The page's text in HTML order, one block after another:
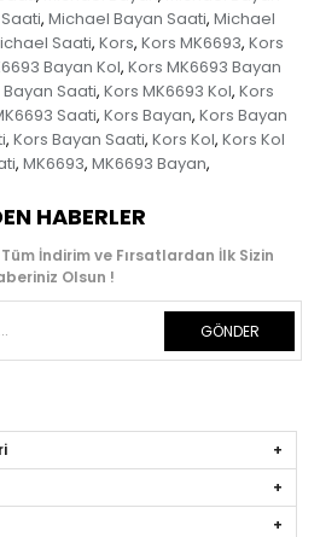
, Michael Bayan Saati, Michael
Saati, Kors, Kors MK6693, Kors
Bayan Kol, Kors MK6693 Bayan
Saati, Kors MK6693 Kol, Kors
Saati, Kors Bayan, Kors Bayan
, Kors Bayan Saati, Kors Kol, Kors Kol
, MK6693, MK6693 Bayan,
HABERLER
İndirim ve Fırsatlardan İlk Sizin
Olsun !
GÖNDER